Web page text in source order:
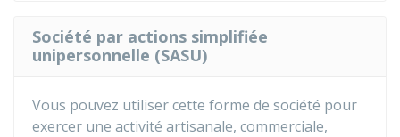
Société par actions simplifiée
unipersonnelle (SASU)
Vous pouvez utiliser cette forme de société pour
exercer une activité artisanale, commerciale,